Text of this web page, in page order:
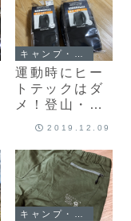
運動時にヒー
トテックはダ
メ！登山・ト
ジオライン ア
ンダーウェア
中厚手」を購
入♪
2019.12.09